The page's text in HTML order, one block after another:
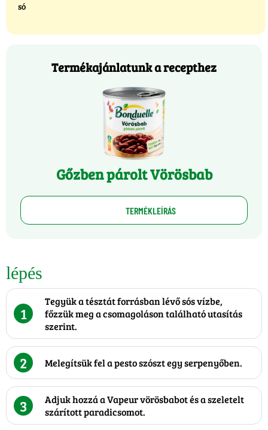
só
Termékajánlatunk a recepthez
Gőzben párolt Vörösbab
TERMÉKLEÍRÁS
lépés
1
Tegyük a tésztát forrásban lévő sós vízbe,
főzzük meg a csomagoláson található utasítás
szerint.
2 Melegítsük fel a pesto szószt egy serpenyőben.
3
Adjuk hozzá a Vapeur vörösbabot és a szeletelt
szárított paradicsomot.